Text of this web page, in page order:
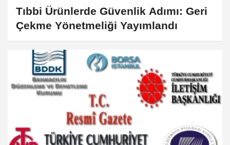
Tıbbi Ürünlerde Güvenlik Adımı: Geri
Çekme Yönetmeliği Yayımlandı